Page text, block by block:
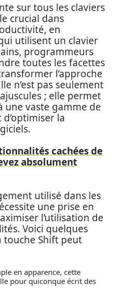
sur tous les claviers
crucial dans
en
utilisent un clavier
programmeurs
toutes les facettes
l’approche
n’est pas seulement
; elle permet
une vaste gamme de
la
cachées de
absolument
utilisé dans les
une prise en
l’utilisation de
Voici quelques
touche Shift peut
en apparence, cette
pour quiconque écrit des